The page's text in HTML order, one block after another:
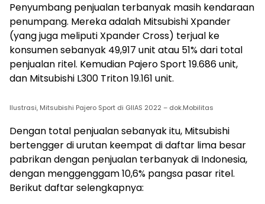
Penyumbang penjualan terbanyak masih kendaraan
penumpang. Mereka adalah Mitsubishi Xpander
(yang juga meliputi Xpander Cross) terjual ke
konsumen sebanyak 49,917 unit atau 51% dari total
penjualan ritel. Kemudian Pajero Sport 19.686 unit,
dan Mitsubishi L300 Triton 19.161 unit.
Ilustrasi, Mitsubishi Pajero Sport di GIIAS 2022 – dok.Mobilitas
Dengan total penjualan sebanyak itu, Mitsubishi
bertengger di urutan keempat di daftar lima besar
pabrikan dengan penjualan terbanyak di Indonesia,
dengan menggenggam 10,6% pangsa pasar ritel.
Berikut daftar selengkapnya: